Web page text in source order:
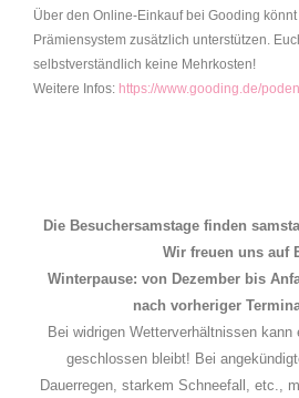
Über den Online-Einkauf bei Gooding
Prämiensystem zusätzlich unterstützen.
selbstverständlich keine Mehrkosten!
Weitere Infos: https://www.gooding.de/
Die Besuchersamstage finden
Wir freuen uns auf
Winterpause: von Dezember bis
nach vorheriger
Bei widrigen Wetterverhältnissen
geschlossen bleibt! Bei
Dauerregen, starkem Schneefall, etc.,